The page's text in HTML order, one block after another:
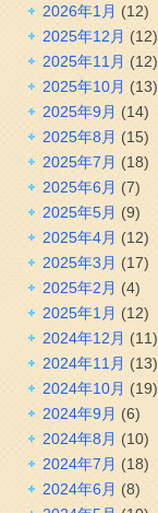
2026年1月 (12)
2025年12月 (12)
2025年11月 (12)
2025年10月 (13)
2025年9月 (14)
2025年8月 (15)
2025年7月 (18)
2025年6月 (7)
2025年5月 (9)
2025年4月 (12)
2025年3月 (17)
2025年2月 (4)
2025年1月 (12)
2024年12月 (11)
2024年11月 (13)
2024年10月 (19)
2024年9月 (6)
2024年8月 (10)
2024年7月 (18)
2024年6月 (8)